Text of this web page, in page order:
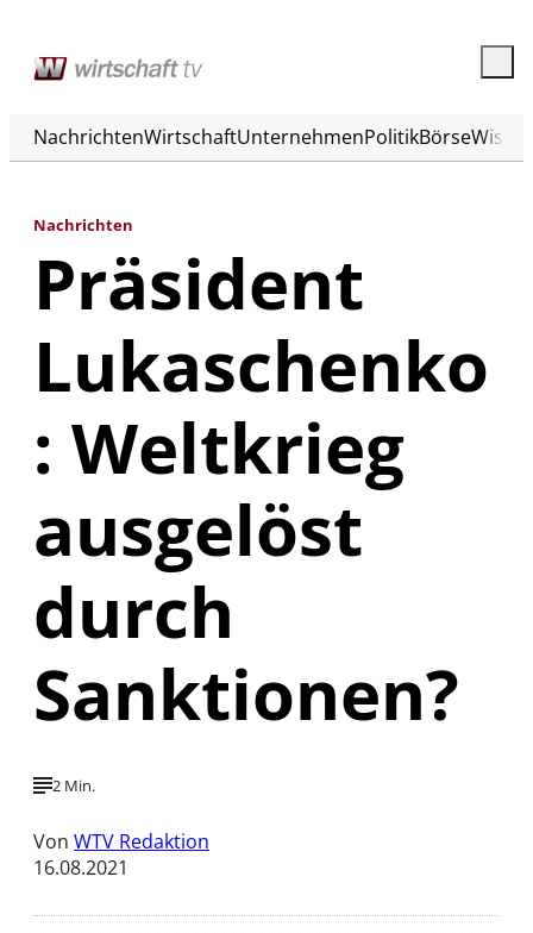
NachrichtenWirtschaftUnternehmenPolitikBörse
Nachrichten
Präsident
Lukaschenko
: Weltkrieg
ausgelöst
durch
Sanktionen?
2 Min.
Von WTV Redaktion
16.08.2021